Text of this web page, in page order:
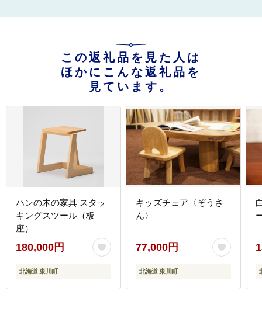
この返礼品を見た人は
ほかにこんな返礼品を
見ています。
ハンの木の家具 スタッ
キングスツール（板
座）
180,000円
北海道 東川町
キッズチェア〈ぞうさ
ん〉
77,000円
北海道 東川町